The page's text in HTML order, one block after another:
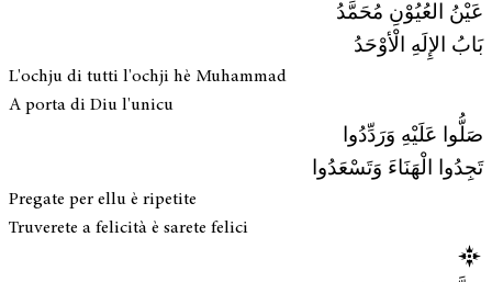
عَيْنُ العُيُوْنِ مُحَمَّدُ
بَابُ الإِلَهِ الْأوْحَدُ
L'ochju di tutti l'ochji hè Muhammad
A porta di Diu l'unicu
صَلُّوا عَلَيْهِ وَرَدِّدُوا
تَجِدُوا الْهَنَاءَ وَتَسْعَدُوا
Pregate per ellu è ripetite
Truverete a felicità è sarete felici